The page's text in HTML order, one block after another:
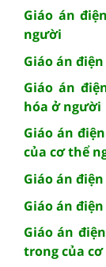
Giáo án
người
Giáo án
Giáo án
hóa ở người
Giáo án
của cơ thể
Giáo án
Giáo án
Giáo án
trong của